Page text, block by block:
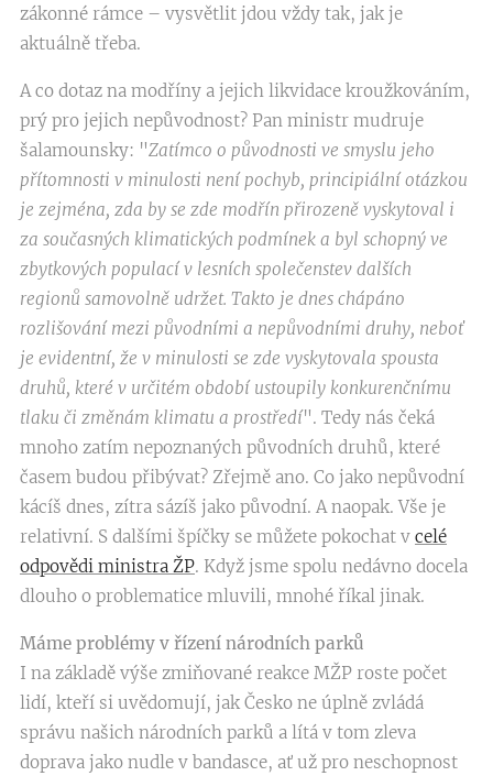
zákonné rámce – vysvětlit jdou vždy tak, jak je
aktuálně třeba.
A co dotaz na modříny a jejich likvidace kroužkováním,
prý pro jejich nepůvodnost? Pan ministr mudruje
šalamounsky: "Zatímco o původnosti ve smyslu jeho
přítomnosti v minulosti není pochyb, principiální otázkou
je zejména, zda by se zde modřín přirozeně vyskytoval i
za současných klimatických podmínek a byl schopný ve
zbytkových populací v lesních společenstev dalších
regionů samovolně udržet. Takto je dnes chápáno
rozlišování mezi původními a nepůvodními druhy, neboť
je evidentní, že v minulosti se zde vyskytovala spousta
druhů, které v určitém období ustoupily konkurenčnímu
tlaku či změnám klimatu a prostředí". Tedy nás čeká
mnoho zatím nepoznaných původních druhů, které
časem budou přibývat? Zřejmě ano. Co jako nepůvodní
kácíš dnes, zítra sázíš jako původní. A naopak. Vše je
relativní. S dalšími špíčky se můžete pokochat v celé
odpovědi ministra ŽP. Když jsme spolu nedávno docela
dlouho o problematice mluvili, mnohé říkal jinak.
Máme problémy v řízení národních parků
I na základě výše zmiňované reakce MŽP roste počet
lidí, kteří si uvědomují, jak Česko ne úplně zvládá
správu našich národních parků a lítá v tom zleva
doprava jako nudle v bandasce, ať už pro neschopnost